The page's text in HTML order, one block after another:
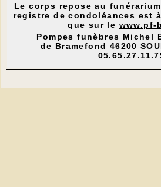
Le corps repose au
registre de condoléances est
que sur le www.pf-
Pompes funèbres Michel
de Bramefond 46200